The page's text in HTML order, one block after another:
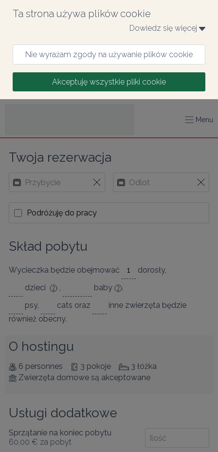
Ta strona używa plików cookie
Dowiedz się więcej
Nie wyrażam zgody na używanie plików cookie
Akceptuję wszystkie pliki cookie
Menu
Twoja rezerwacja
Podróżuję do pracy
Skład pobytu
Wycieczka będzie obejmować dorosły,
dzieci
, baby
.
psy, cats oraz inne zwierzęta będzie
również obecny.
O hostingu
6 personnes 3 pokoje
3 łóżka
Zwierzęta domowe są akceptowane
Usługi dodatkowe
Sprzątanie na koniec pobytu
60,00 € za pobyt